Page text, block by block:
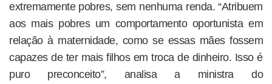
extremamente pobres, sem nenhuma renda. “Atribuem
aos mais pobres um comportamento oportunista em
relação à maternidade, como se essas mães fossem
capazes de ter mais filhos em troca de dinheiro. Isso é
puro preconceito”, analisa a ministra do